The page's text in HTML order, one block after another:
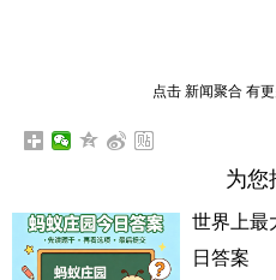
点击 新闻聚合有更
为您
世界上最
日答案